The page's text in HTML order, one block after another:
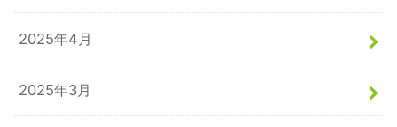
2025年4月
2025年3月